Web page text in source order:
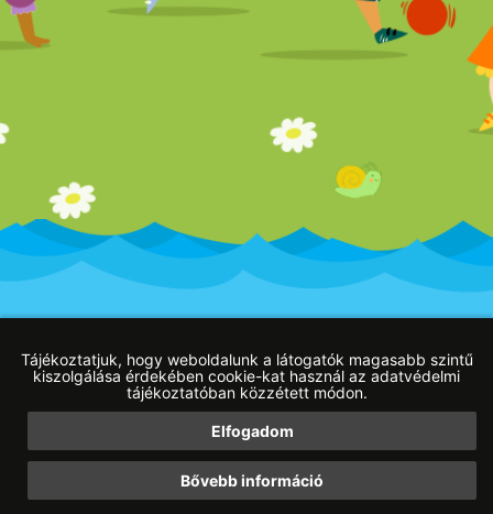
Tájékoztatjuk, hogy weboldalunk a látogatók magasabb szintű
kiszolgálása érdekében cookie-kat használ az adatvédelmi
tájékoztatóban közzétett módon.
Elfogadom
Bővebb információ
Web developer: HW Online weboldal készítés Budapest|
Ingyenes SEO elemző